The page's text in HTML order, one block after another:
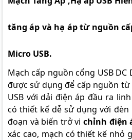
tăng áp và hạ áp từ nguồn
Micro USB.
Mạch cấp nguồn cổng USB DC
được sử dụng để cấp nguồn từ
USB với dải điện áp đầu ra
có thiết kế dễ sử dụng với đèn
đoạn và biến trở vi chỉnh điện
xác cao, mạch có thiết kế nhỏ